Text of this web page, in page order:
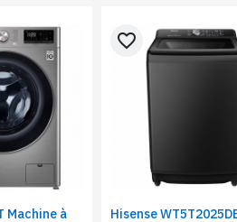
Machine à
Hisense
favorite_border